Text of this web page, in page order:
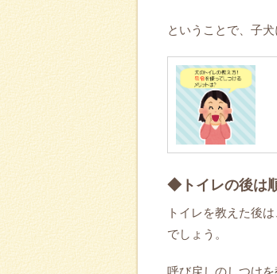
ということで、子
◆トイレの後は
トイレを教えた後
でしょう。
呼び戻しのしつけ